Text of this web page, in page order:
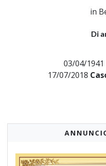
in
Di
03/04/1941
17/07/2018